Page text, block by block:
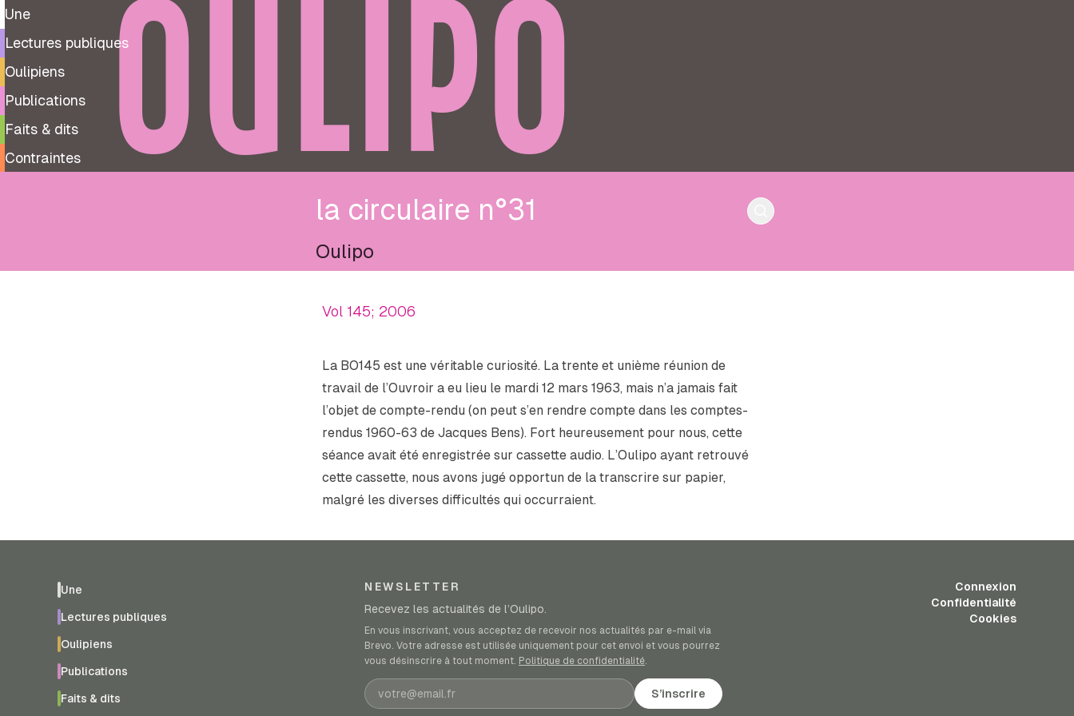
Une
Lectures publiques
Oulipiens
Publications
Faits & dits
Contraintes
OULIPO
la circulaire n°31
Oulipo
Vol 145; 2006
La BO145 est une véritable curiosité. La trente et unième réunion de
travail de l’Ouvroir a eu lieu le mardi 12 mars 1963, mais n’a jamais fait
l’objet de compte-rendu (on peut s’en rendre compte dans les comptes-
rendus 1960-63 de Jacques Bens). Fort heureusement pour nous, cette
séance avait été enregistrée sur cassette audio. L’Oulipo ayant retrouvé
cette cassette, nous avons jugé opportun de la transcrire sur papier,
malgré les diverses difficultés qui occurraient.
Une
Lectures publiques
Oulipiens
Publications
Faits & dits
NEWSLETTER
Recevez les actualités de l’Oulipo.
En vous inscrivant, vous acceptez de recevoir nos actualités par e-mail via
Brevo. Votre adresse est utilisée uniquement pour cet envoi et vous pourrez
vous désinscrire à tout moment. Politique de confidentialité.
Adresse e-mail S’inscrire
Connexion
Confidentialité
Cookies